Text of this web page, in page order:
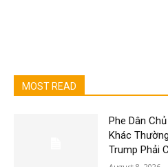
MOST READ
Phe Dân
Khác
Trump Phải